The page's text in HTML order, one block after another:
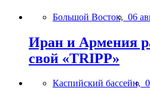
Большой Восток, 06
Иран и Армения
свой «TRIPP»
Каспийский бассейн,